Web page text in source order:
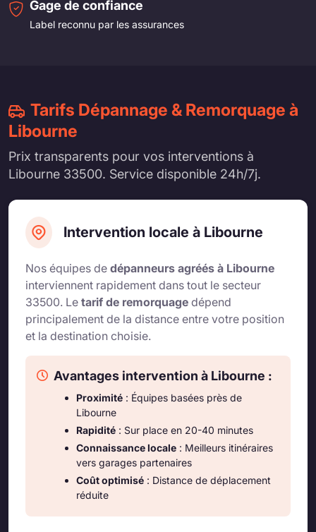
Gage de confiance
Label reconnu par les assurances
Tarifs Dépannage & Remorquage à
Libourne
Prix transparents pour vos interventions à
Libourne 33500. Service disponible 24h/7j.
Intervention locale à Libourne
Nos équipes de dépanneurs agréés à Libourne
interviennent rapidement dans tout le secteur
33500. Le tarif de remorquage dépend
principalement de la distance entre votre position
et la destination choisie.
Avantages intervention à Libourne :
Proximité : Équipes basées près de
Libourne
Rapidité : Sur place en 20-40 minutes
Connaissance locale : Meilleurs itinéraires
vers garages partenaires
Coût optimisé : Distance de déplacement
réduite